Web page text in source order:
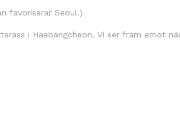
favoriserar Seoul.)
i Haebangcheon. Vi ser fram emot